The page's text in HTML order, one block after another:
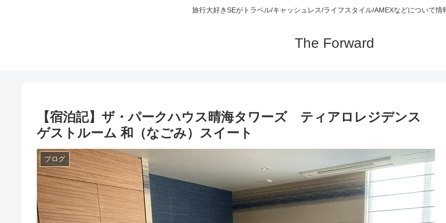
旅行大好きSEがトラベル/キャッシュレス/ライフスタイル/AMEXなどについて情
The Forward
【宿泊記】ザ・パークハウス晴海タワーズ ティアロレジデンス
ゲストルーム 和（なごみ）スイート
ブログ